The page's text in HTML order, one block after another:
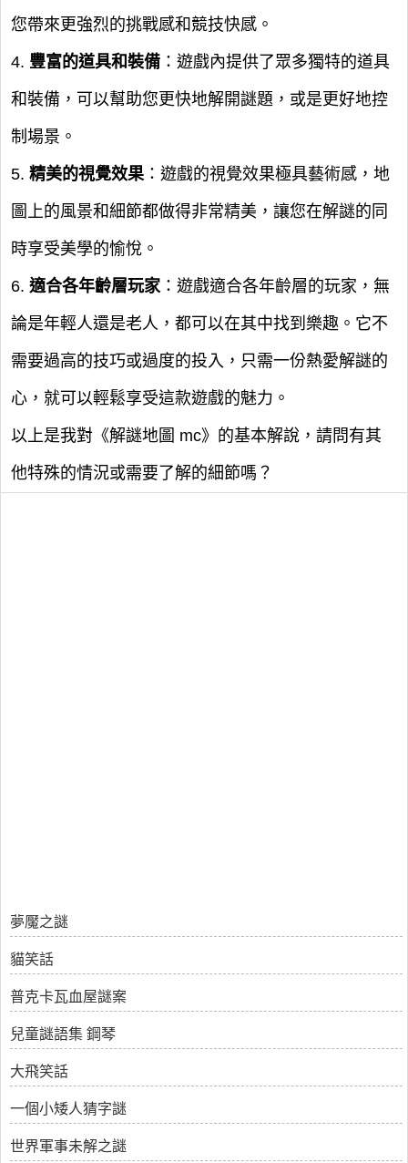
您帶來更強烈的挑戰感和競技快感。
4. 豐富的道具和裝備 ：遊戲內提供了眾多獨特的道具
和裝備，可以幫助您更快地解開謎題，或是更好地控
制場景。
5. 精美的視覺效果：遊戲的視覺效果極具藝術感，地
圖上的風景和細節都做得非常精美，讓您在解謎的同
時享受美學的愉悅。
6. 適合各年齡層玩家：遊戲適合各年齡層的玩家，無
論是年輕人還是老人，都可以在其中找到樂趣。它不
需要過高的技巧或過度的投入，只需一份熱愛解謎的
心，就可以輕鬆享受這款遊戲的魅力。
以上是我對《解謎地圖 mc》的基本解說，請問有其
他特殊的情況或需要了解的細節嗎？
夢魘之謎
貓笑話
普克卡瓦血屋謎案
兒童謎語集 鋼琴
大飛笑話
一個小矮人猜字謎
世界軍事未解之謎